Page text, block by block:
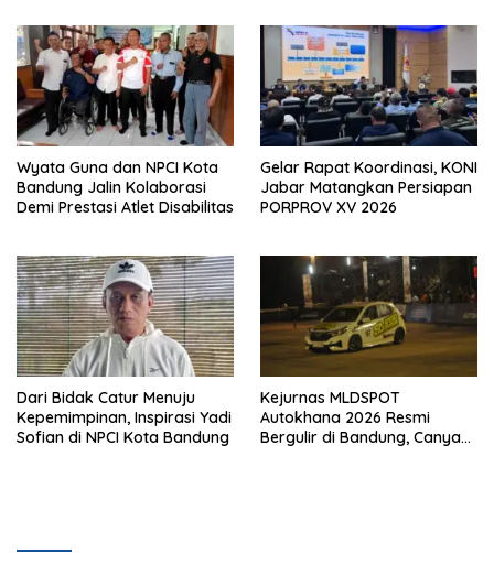
Wyata Guna dan NPCI Kota
Bandung Jalin Kolaborasi
Demi Prestasi Atlet Disabilitas
Gelar Rapat Koordinasi, KONI
Jabar Matangkan Persiapan
PORPROV XV 2026
Dari Bidak Catur Menuju
Kepemimpinan, Inspirasi Yadi
Sofian di NPCI Kota Bandung
Kejurnas MLDSPOT
Autokhana 2026 Resmi
Bergulir di Bandung, Canya